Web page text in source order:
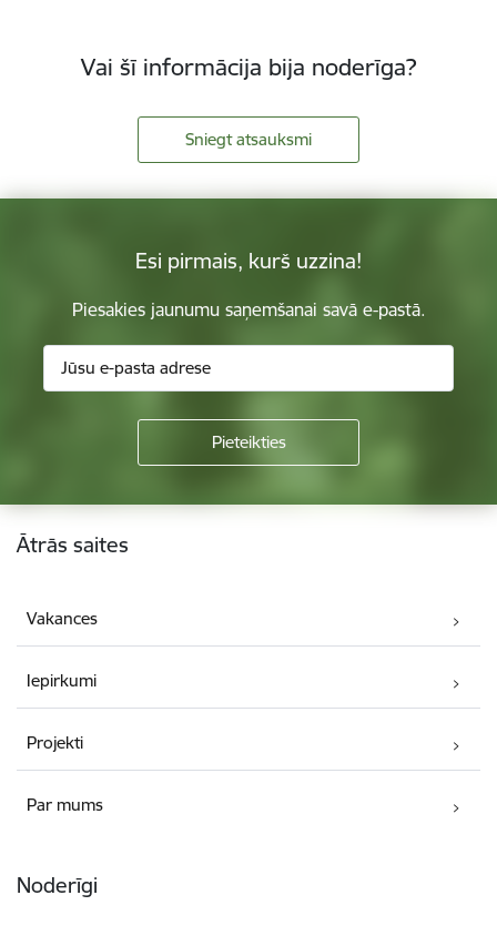
Vai šī informācija bija noderīga?
Sniegt atsauksmi
Esi pirmais, kurš uzzina!
Piesakies jaunumu saņemšanai savā e-pastā.
Kājene
Ātrās saites
Vakances
Iepirkumi
Projekti
Par mums
Noderīgi